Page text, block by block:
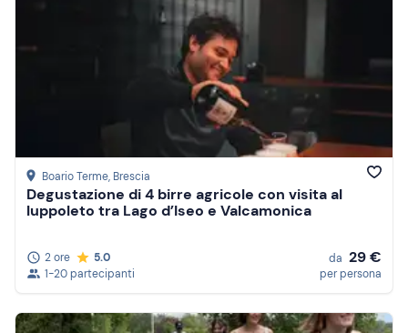
Boario Terme, Brescia
Degustazione di 4 birre agricole con visita al
luppoleto tra Lago d’Iseo e Valcamonica
2 ore
5.0
1-20 partecipanti
da 29 €
per persona